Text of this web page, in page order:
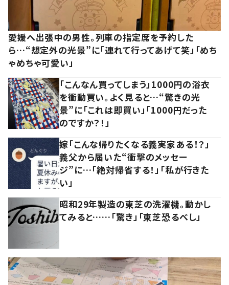
愛媛へ出張中の男性。列車の指定席を予約した
ら…“想定外の光景”に「連れて行ってあげて笑」「めち
ゃめちゃ可愛い」
「こんなん買ってしまう」1000円の浴衣
を衝動買い。よく見ると…“驚きの光
景”に「これは即買い」「1000円だった
のですか？！」
嫁「こんな帰りたくなる義実家ある！？」
義父から届いた“衝撃のメッセー
ジ”に…「絶対帰省する！」「私が行きた
い」
昭和29年製造の東芝の洗濯機。動かし
てみると……「驚き」「東芝恐るべし」